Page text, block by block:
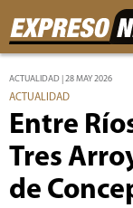
ACTUALIDAD | 28 MAY 2026
ACTUALIDAD
Entre
Tres
de